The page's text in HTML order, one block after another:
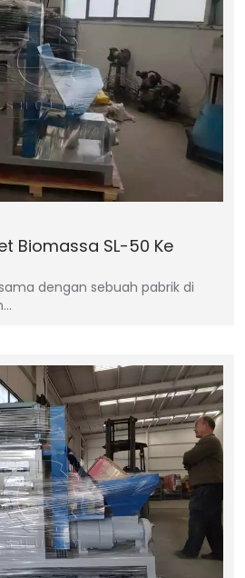
Biomassa SL-50 Ke
dengan sebuah pabrik di